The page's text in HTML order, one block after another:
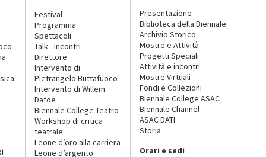
Festival
Programma
Spettacoli
Talk - Incontri
Direttore
Intervento di
Pietrangelo Buttafuoco
Intervento di Willem
Dafoe
Biennale College Teatro
Workshop di critica
teatrale
Leone d’oro alla carriera
Leone d’argento
Presentazione
Biblioteca della Biennale
Archivio Storico
Mostre e Attività
Progetti Speciali
Attività e incontri
Mostre Virtuali
Fondi e Collezioni
Biennale College ASAC
Biennale Channel
ASAC DATI
Storia
Orari e sedi